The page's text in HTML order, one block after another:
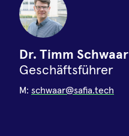
Dr. Timm Schwaar
Geschäftsführer
M: schwaar@safia.tech